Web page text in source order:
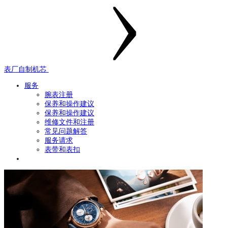
表厂自制机芯
服务
腕表注册
保养和操作建议
保养和操作建议
维修文件和注册
常见问题解答
服务请求
表带和表扣